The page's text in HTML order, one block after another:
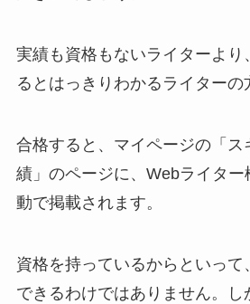
実績も資格もないライターより
るとはっきりわかるライターの
合格すると、マイページの「ス
績」のページに、Webライター
動で掲載されます。
資格を持っているからといって
できるわけではありません。し